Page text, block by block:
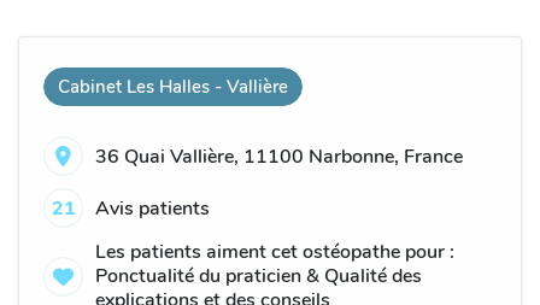
Cabinet Les Halles - Vallière
36 Quai Vallière, 11100 Narbonne, France
21
Avis patients
Les patients aiment cet ostéopathe pour :
Ponctualité du praticien & Qualité des